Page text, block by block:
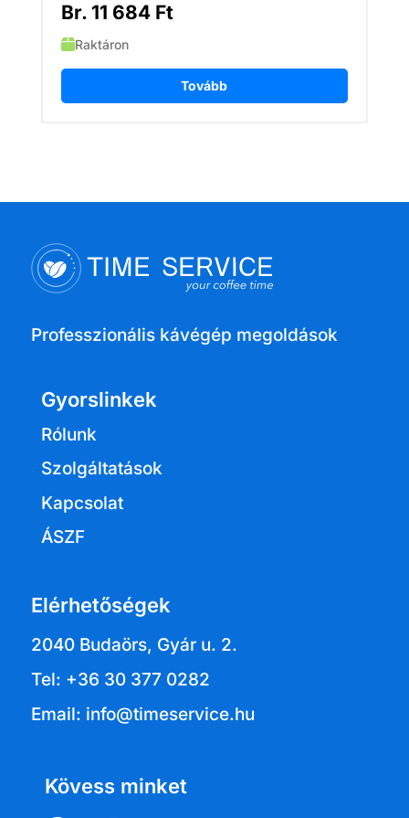
Br. 11 684 Ft
Tovább
Raktáron
Professzionális kávégép megoldások
Gyorslinkek
Rólunk
Szolgáltatások
Kapcsolat
ÁSZF
Elérhetőségek
2040 Budaörs, Gyár u. 2.
Tel: +36 30 377 0282
Email: info@timeservice.hu
Kövess minket